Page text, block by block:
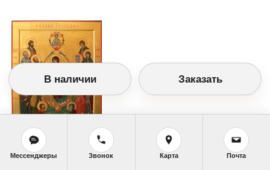
Православный календарь
В наличии Заказать
Мессенджеры Звонок Карта Почта